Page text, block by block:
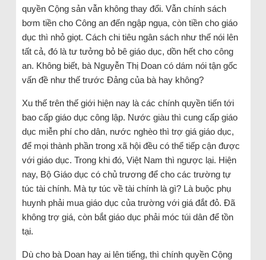
quyền Cộng sản vẫn không thay đổi. Vẫn chính sách
bơm tiền cho Công an đến ngập ngụa, còn tiền cho giáo
dục thì nhỏ giọt. Cách chi tiêu ngân sách như thế nói lên
tất cả, đó là tư tưởng bỏ bê giáo dục, dồn hết cho công
an. Không biết, bà Nguyễn Thị Doan có dám nói tận gốc
vấn đề như thế trước Đảng của bà hay không?
Xu thế trên thế giới hiện nay là các chính quyền tiến tới
bao cấp giáo dục công lập. Nước giàu thì cung cấp giáo
dục miễn phí cho dân, nước nghèo thì trợ giá giáo dục,
để mọi thành phần trong xã hội đều có thể tiếp cận được
với giáo dục. Trong khi đó, Việt Nam thì ngược lại. Hiện
nay, Bộ Giáo dục có chủ trương để cho các trường tự
túc tài chính. Mà tự túc về tài chính là gì? Là buộc phụ
huynh phải mua giáo dục của trường với giá đắt đỏ. Đã
không trợ giá, còn bắt giáo dục phải móc túi dân để tồn
tại.
Dù cho bà Doan hay ai lên tiếng, thì chính quyền Cộng